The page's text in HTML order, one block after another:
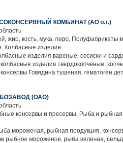
КОМБИНАТ (АО о.т.)
жир, кость, мука, перо, Полуфабрикаты
Колбасные изделия
изделия вареные, сосиски и
изделия твердокопченые,
Говядина тушеная, гематоген
(ОАО)
консервы и пресервы, Рыба и рыбная
мороженая, рыбная продукция,
рыбное мороженое, рыба вяленая,